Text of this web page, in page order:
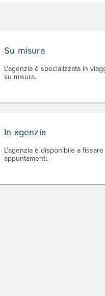
Su misura
L'agenzia è specializzata in
su misura.
In agenzia
L'agenzia è disponibile a fissare
appuntamenti.